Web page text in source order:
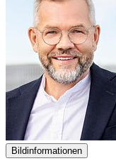
Bildinformationen